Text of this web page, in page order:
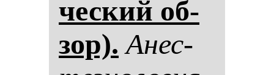
чес­кий об­
зор). Анес­